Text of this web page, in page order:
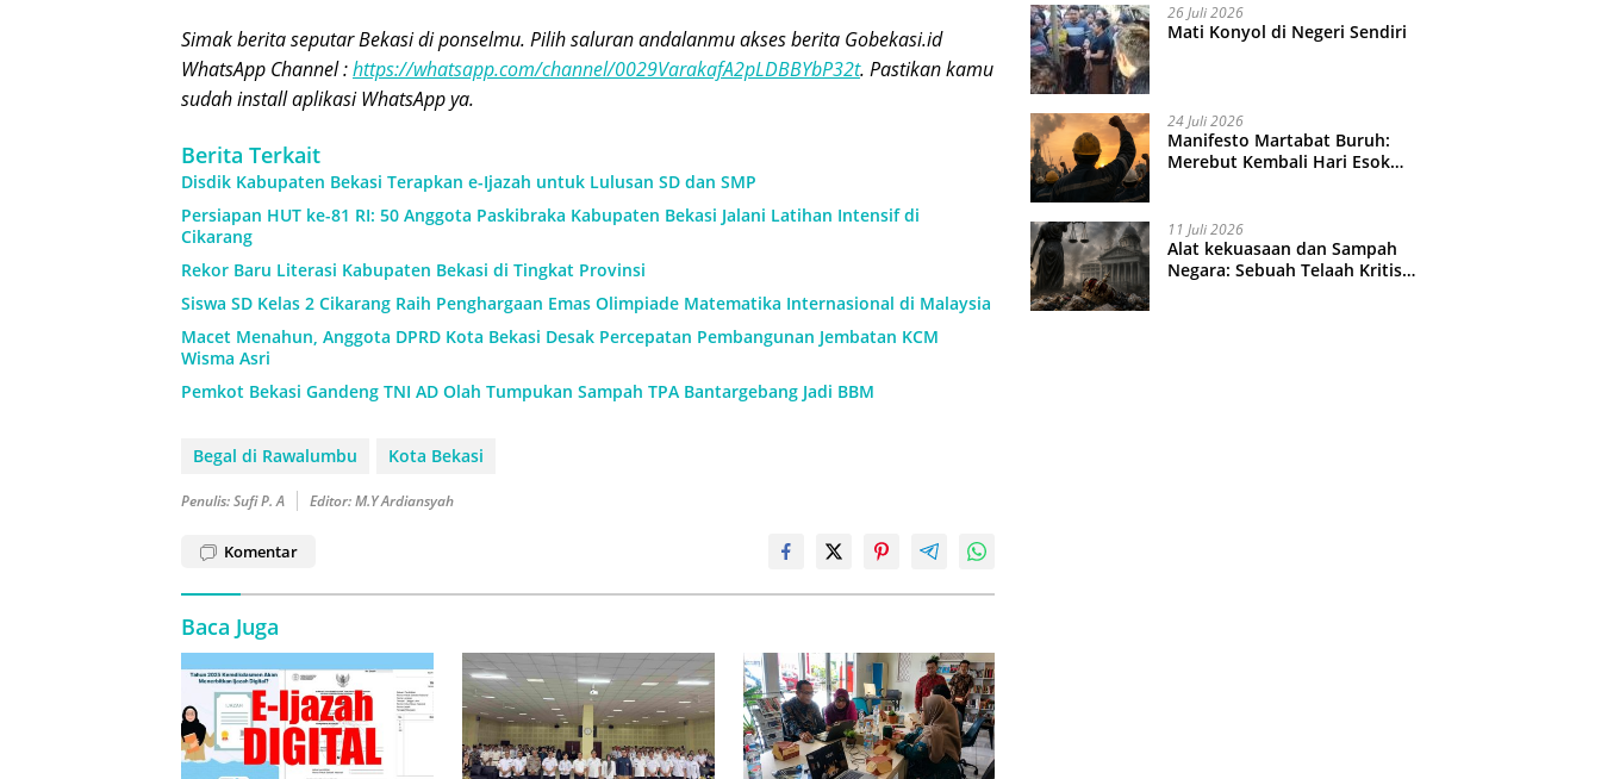
Simak berita seputar Bekasi di ponselmu. Pilih saluran andalanmu akses berita Gobekasi.id
WhatsApp Channel :https://whatsapp.com/channel/0029VarakafA2pLDBBYbP32t. Pastikan kamu
sudah install aplikasi WhatsApp ya.
Berita Terkait
Disdik Kabupaten Bekasi Terapkan e-Ijazah untuk Lulusan SD dan SMP
Persiapan HUT ke-81 RI: 50 Anggota Paskibraka Kabupaten Bekasi Jalani Latihan Intensif di
Cikarang
Rekor Baru Literasi Kabupaten Bekasi di Tingkat Provinsi
Siswa SD Kelas 2 Cikarang Raih Penghargaan Emas Olimpiade Matematika Internasional di Malaysia
Macet Menahun, Anggota DPRD Kota Bekasi Desak Percepatan Pembangunan Jembatan KCM
Wisma Asri
Pemkot Bekasi Gandeng TNI AD Olah Tumpukan Sampah TPA Bantargebang Jadi BBM
Begal di Rawalumbu Kota Bekasi
Penulis: Sufi P. A Editor: M.Y Ardiansyah
Komentar
Baca Juga
26 Juli 2026
Mati Konyol di Negeri Sendiri
24 Juli 2026
Manifesto Martabat Buruh:
Merebut Kembali Hari Esok
11 Juli 2026
Alat kekuasaan dan Sampah
Negara: Sebuah Telaah Kritis